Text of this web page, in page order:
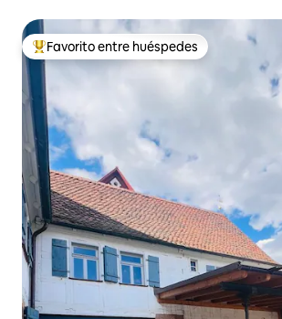
De los mejores en Favorito entre huéspedes
Favorito entre huéspedes